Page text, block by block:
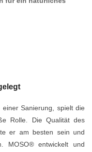
Sanierung, spielt die
Rolle. Die Qualität des
er am besten sein und
MOSO® entwickelt und